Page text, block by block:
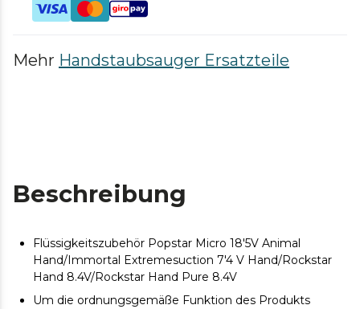
Mehr Handstaubsauger Ersatzteile
Beschreibung
Flüssigkeitszubehör Popstar Micro 18'5V Animal
Hand/Immortal Extremesuction 7'4 V Hand/Rockstar
Hand 8.4V/Rockstar Hand Pure 8.4V
Um die ordnungsgemäße Funktion des Produkts